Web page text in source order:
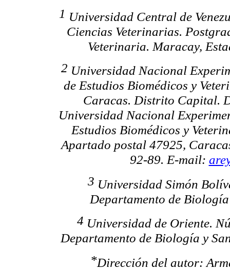
1 Universidad Central de
Ciencias Veterinarias.
Veterinaria. Maracay,
2 Universidad Nacional
de Estudios Biomédicos y
Caracas. Distrito Capital.
Universidad Nacional
Estudios Biomédicos y
Apartado postal 47925,
92-89. E-mail:
3 Universidad Simón
Departamento de
4 Universidad de Oriente.
Departamento de Biología y
*Dirección del autor: